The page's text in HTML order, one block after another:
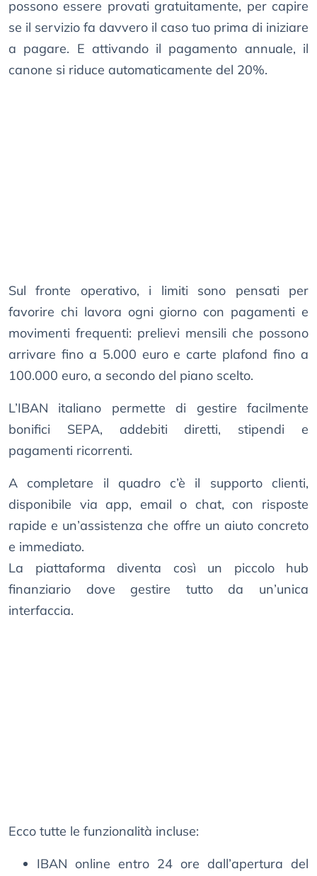
possono essere provati gratuitamente, per capire
se il servizio fa davvero il caso tuo prima di iniziare
a pagare. E attivando il pagamento annuale, il
canone si riduce automaticamente del 20%.
Sul fronte operativo, i limiti sono pensati per
favorire chi lavora ogni giorno con pagamenti e
movimenti frequenti: prelievi mensili che possono
arrivare fino a 5.000 euro e carte plafond fino a
100.000 euro, a secondo del piano scelto.
L’IBAN italiano permette di gestire facilmente
bonifici SEPA, addebiti diretti, stipendi e
pagamenti ricorrenti.
A completare il quadro c’è il supporto clienti,
disponibile via app, email o chat, con risposte
rapide e un’assistenza che offre un aiuto concreto
e immediato.
La piattaforma diventa così un piccolo hub
finanziario dove gestire tutto da un’unica
interfaccia.
Ecco tutte le funzionalità incluse:
IBAN online entro 24 ore dall’apertura del